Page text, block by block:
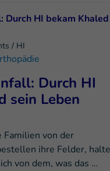
/ HI
Durch HI
sein Leben
Familien von der
ihre Felder,
von dem, was das …